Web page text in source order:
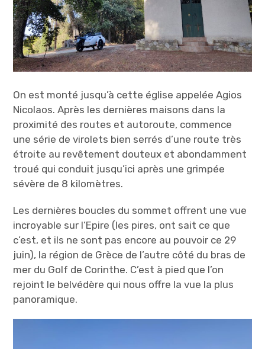
On est monté jusqu’à cette église appelée Agios
Nicolaos. Après les dernières maisons dans la
proximité des routes et autoroute, commence
une série de virolets bien serrés d’une route très
étroite au revêtement douteux et abondamment
troué qui conduit jusqu’ici après une grimpée
sévère de 8 kilomètres.
Les dernières boucles du sommet offrent une vue
incroyable sur l’Epire (les pires, ont sait ce que
c’est, et ils ne sont pas encore au pouvoir ce 29
juin), la région de Grèce de l’autre côté du bras de
mer du Golf de Corinthe. C’est à pied que l’on
rejoint le belvédère qui nous offre la vue la plus
panoramique.